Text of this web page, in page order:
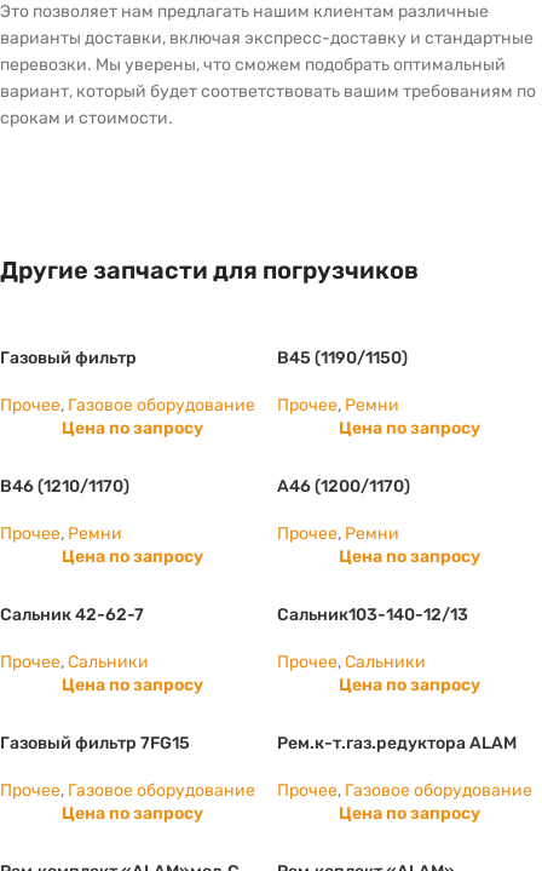
Это позволяет нам предлагать нашим клиентам различные
варианты доставки, включая экспресс-доставку и стандартные
перевозки. Мы уверены, что сможем подобрать оптимальный
вариант, который будет соответствовать вашим требованиям по
срокам и стоимости.
Другие запчасти для погрузчиков
Газовый фильтр
Прочее, Газовое оборудование
Цена по запросу
B45 (1190/1150)
Прочее, Ремни
Цена по запросу
B46 (1210/1170)
Прочее, Ремни
Цена по запросу
А46 (1200/1170)
Прочее, Ремни
Цена по запросу
Сальник 42-62-7
Прочее,Сальники
Цена по запросу
Сальник103-140-12/13
Прочее,Сальники
Цена по запросу
Газовый фильтр 7FG15
Прочее, Газовое оборудование
Цена по запросу
Рем.к-т.газ.редуктора ALAM
Прочее, Газовое оборудование
Цена по запросу